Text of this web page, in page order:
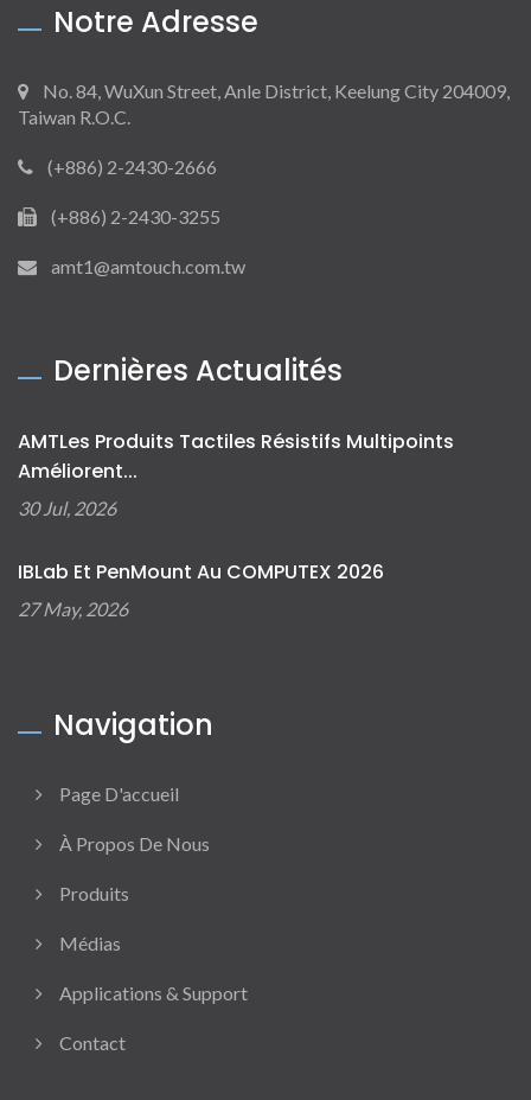
Notre Adresse
No. 84, WuXun Street, Anle District, Keelung City 204009,
Taiwan R.O.C.
(+886) 2-2430-2666
(+886) 2-2430-3255
amt1@amtouch.com.tw
Dernières Actualités
AMTLes Produits Tactiles Résistifs Multipoints
Améliorent...
30 Jul, 2026
IBLab Et PenMount Au COMPUTEX 2026
27 May, 2026
Navigation
Page D'accueil
À Propos De Nous
Produits
Médias
Applications & Support
Contact